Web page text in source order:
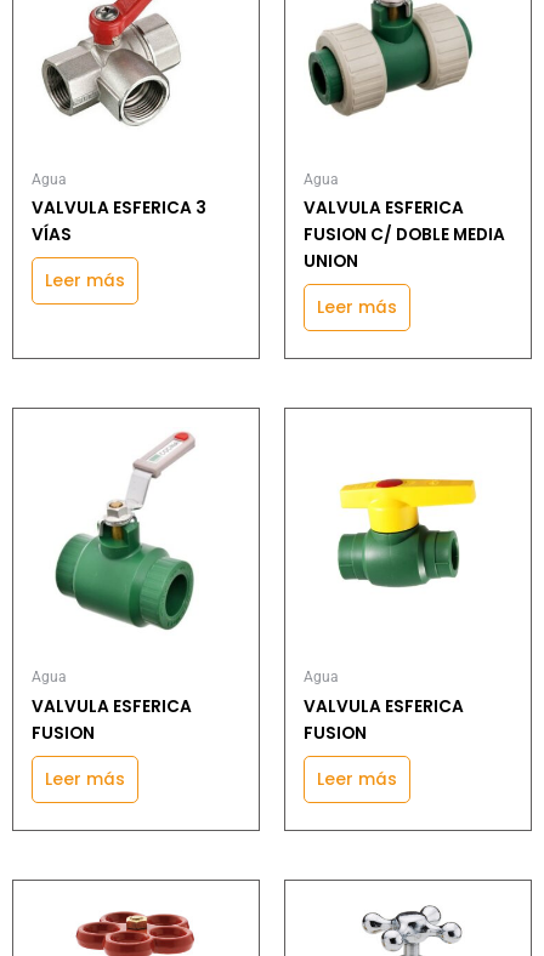
Agua
VALVULA ESFERICA 3
VÍAS
Leer más
Agua
VALVULA ESFERICA
FUSION C/ DOBLE MEDIA
UNION
Leer más
Agua
VALVULA ESFERICA
FUSION
Leer más
Agua
VALVULA ESFERICA
FUSION
Leer más